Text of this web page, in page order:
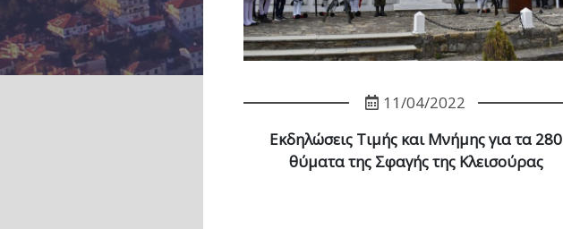
11/04/2022
Εκδηλώσεις Τιμής και Μνήμης για τα 280
θύματα της Σφαγής της Κλεισούρας